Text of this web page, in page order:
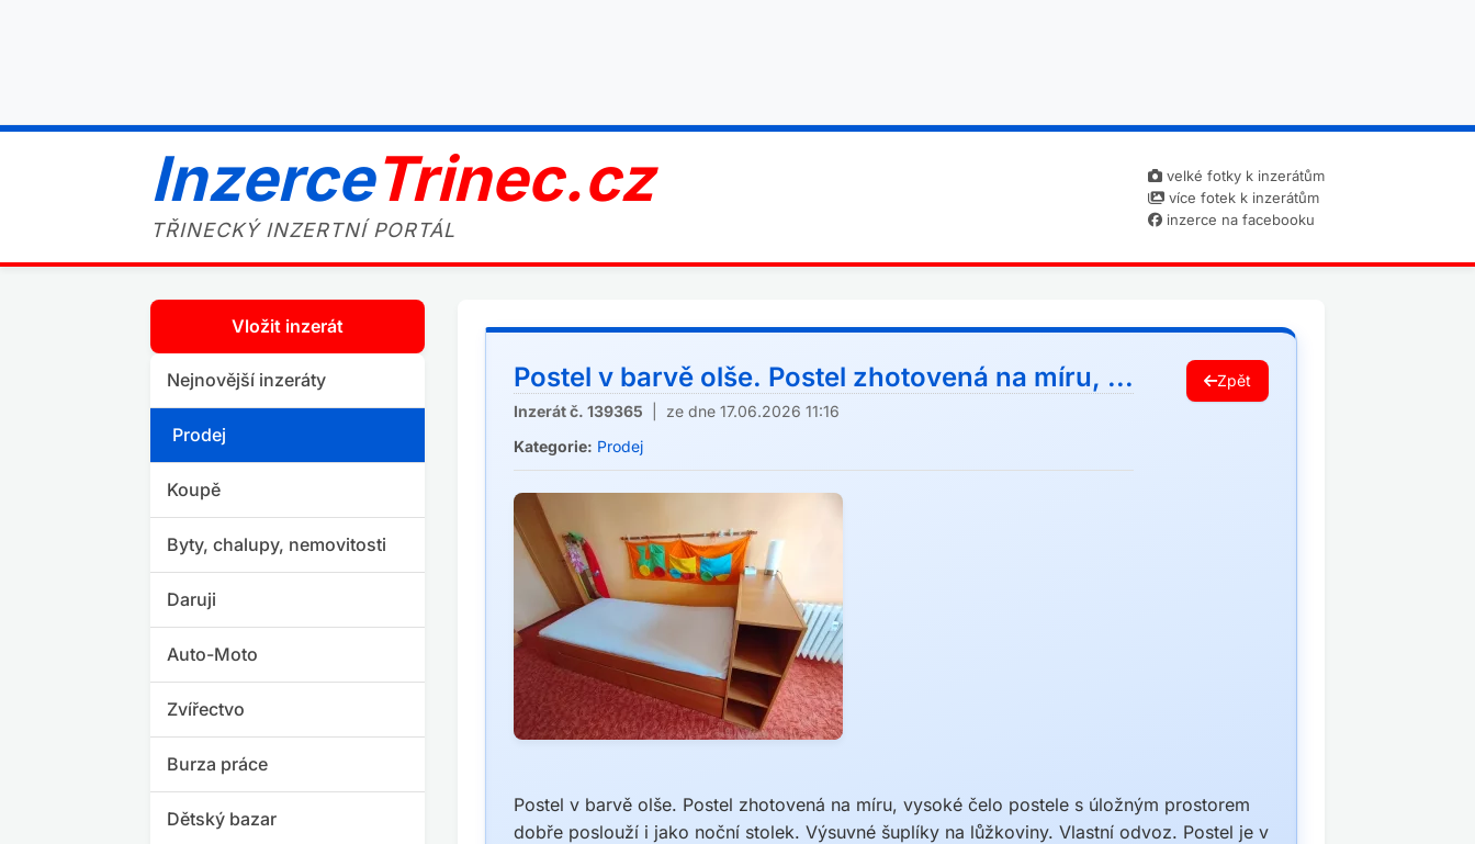
InzerceTrinec.cz
TŘINECKÝ INZERTNÍ PORTÁL
velké fotky k inzerátům
více fotek k inzerátům
inzerce na facebooku
Vložit inzerát
Nejnovější inzeráty
Prodej
Koupě
Byty, chalupy, nemovitosti
Daruji
Auto-Moto
Zvířectvo
Burza práce
Dětský bazar
Postel v barvě olše. Postel zhotovená na míru, ...
Inzerát č. 139365 | ze dne 17.06.2026 11:16
Kategorie: Prodej
Zpět
Postel v barvě olše. Postel zhotovená na míru, vysoké čelo postele s úložným prostorem
dobře poslouží i jako noční stolek. Výsuvné šuplíky na lůžkoviny. Vlastní odvoz. Postel je v